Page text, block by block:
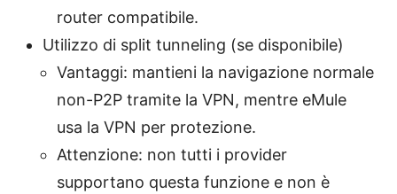
router compatibile.
Utilizzo di split tunneling (se disponibile)
Vantaggi: mantieni la navigazione normale
non-P2P tramite la VPN, mentre eMule
usa la VPN per protezione.
Attenzione: non tutti i provider
supportano questa funzione e non è